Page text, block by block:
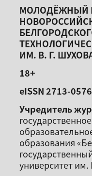
МОЛОДЁЖНЫЙ
ИМ. В. Г.
18+
eISSN 2713-0576
Учредитель
образования
университет им.